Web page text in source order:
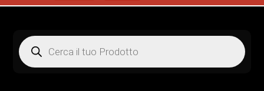
Products
search